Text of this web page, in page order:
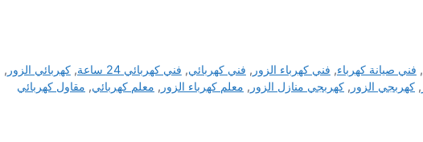
, فني صيانة كهرباء, فني كهرباء الزور , فني كهربائي, فني كهربائي 24 ساعة ,كهربائي الزور ,
, كهربجي الزور , كهربجي منازل الزور , معلم كهرباء الزور , معلم كهربائي, مقاول كهربائي